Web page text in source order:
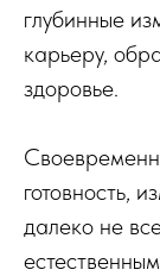
глубинные
карьеру,
здоровье.
готовность,
далеко не